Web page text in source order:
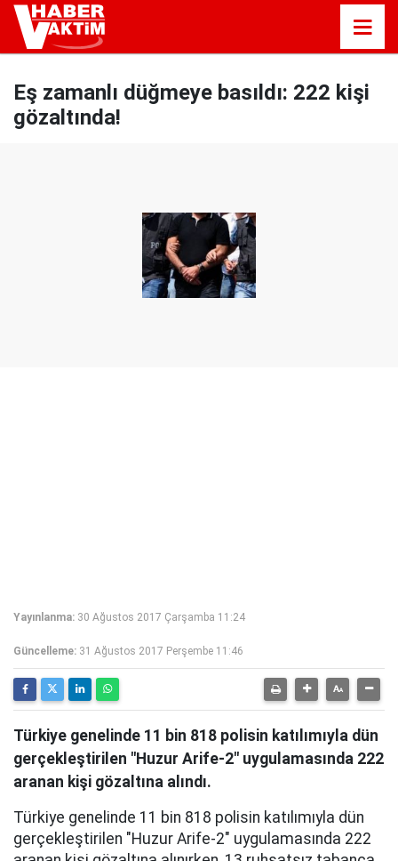
Eş zamanlı düğmeye basıldı: 222 kişi
gözaltında!
Yayınlanma: 30 Ağustos 2017 Çarşamba 11:24
Güncelleme: 31 Ağustos 2017 Perşembe 11:46
Türkiye genelinde 11 bin 818 polisin katılımıyla dün
gerçekleştirilen "Huzur Arife-2" uygulamasında 222
aranan kişi gözaltına alındı.
Türkiye genelinde 11 bin 818 polisin katılımıyla dün
gerçekleştirilen "Huzur Arife-2" uygulamasında 222